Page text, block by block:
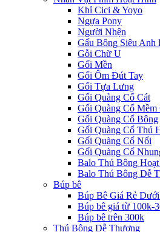
Khỉ Cici & Yoyo
Ngựa Pony
Người Nhện
Gấu Bông Siêu Anh
Gỗi Chữ U
Gối Mền
Gối Ôm Đút Tay
Gối Tựa Lưng
Gối Quàng Cổ Cát
Gối Quàng Cổ Mềm
Gối Quàng Cổ Bông
Gối Quàng Cổ Thú
Gối Quàng Cổ Nổi
Gối Quàng Cổ
Balo Thú Bông
Balo Thú Bông Dễ
Búp bê
Búp Bê Giá Rẻ
Búp bê giá từ 100k-
Búp bê trên 300k
Thú Bông Dễ Thương